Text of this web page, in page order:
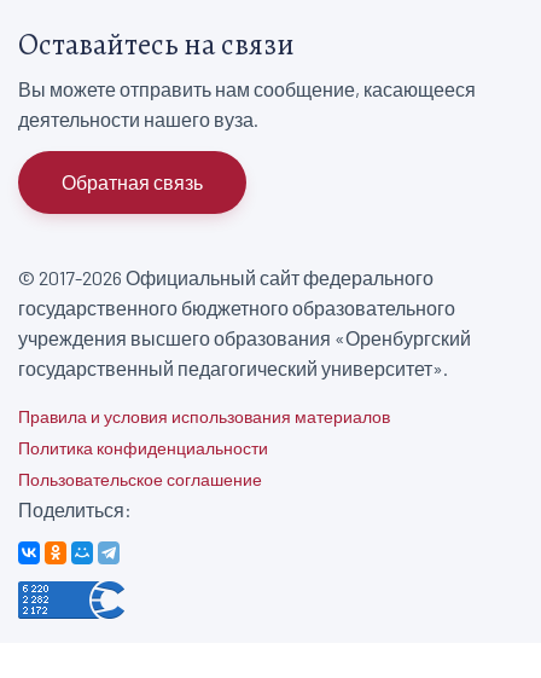
Оставайтесь на связи
Вы можете отправить нам сообщение, касающееся
деятельности нашего вуза.
Обратная связь
© 2017-2026 Официальный сайт федерального
государственного бюджетного образовательного
учреждения высшего образования «Оренбургский
государственный педагогический университет».
Правила и условия использования материалов
Политика конфиденциальности
Пользовательское соглашение
Поделиться: